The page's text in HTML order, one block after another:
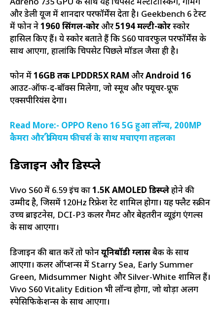
Adreno 735 GPU के साथ यह चिपसेट मल्टीटास्किंग, गेमिंग
और डेली यूज में शानदार परफॉर्मेंस देता है। Geekbench 6 टेस्ट
में फोन ने1960 सिंगल-कोरऔर5194 मल्टी-कोरस्कोर
हासिल किए हैं। ये स्कोर बताते हैं कि S60 पावरफुल परफॉर्मेंस के
साथ आएगा, हालांकि चिपसेट पिछले मॉडल जैसा ही है।
फोन में16GB तक LPDDR5X RAM औरAndroid 16
आउट-ऑफ-द-बॉक्स मिलेगा, जो स्मूथ और फ्यूचर-प्रूफ
एक्सपीरियंस देगा।
Read More:- OPPO Reno 16 5G हुआ लॉन्च, 200MP
कैमरा और प्रीमियम फीचर्स के साथ मचाएगा तहलका
डिजाइन और डिस्प्ले
Vivo S60 में 6.59 इंच का1.5K AMOLED डिस्प्लेहोने की
उम्मीद है, जिसमें 120Hz रिफ्रेश रेट शामिल होगा। यह फ्लैट स्क्रीन
उच्च ब्राइटनेस, DCI-P3 कलर गैमट और बेहतरीन व्यूइंग एंगल्स
के साथ आएगा।
डिजाइन की बात करें तो फोनयूनिबॉडी ग्लासबैक के साथ
आएगा। कलर ऑप्शन्स में Starry Sea, Early Summer
Green, Midsummer Night और Silver-White शामिल हैं।
Vivo S60 Vitality Edition भी लॉन्च होगा, जो थोड़ा अलग
स्पेसिफिकेशन्स के साथ आएगा।